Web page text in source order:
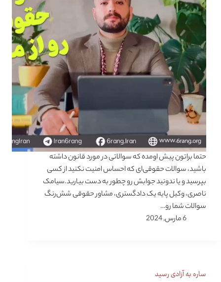
حتما براتون پیش اومده که سوالاتی در مورد قانون داشته
باشید، سوالات حقوقی‌ای که احساس امنیت نکنید از کسی
بپرسید و یا ندونید جوابش رو چطور به دست بیارید.سیامک
ناصری، وکیل پایه یک دادگستری، مشاور حقوقی شش‌رنگ
سوالات شما رو…
6 مارس, 2024
ساره به آزادی رسید